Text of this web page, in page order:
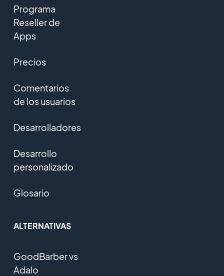
Programa
Reseller de
Apps
Precios
Comentarios
de los usuarios
Desarrolladores
Desarrollo
personalizado
Glosario
ALTERNATIVAS
GoodBarber vs
Adalo